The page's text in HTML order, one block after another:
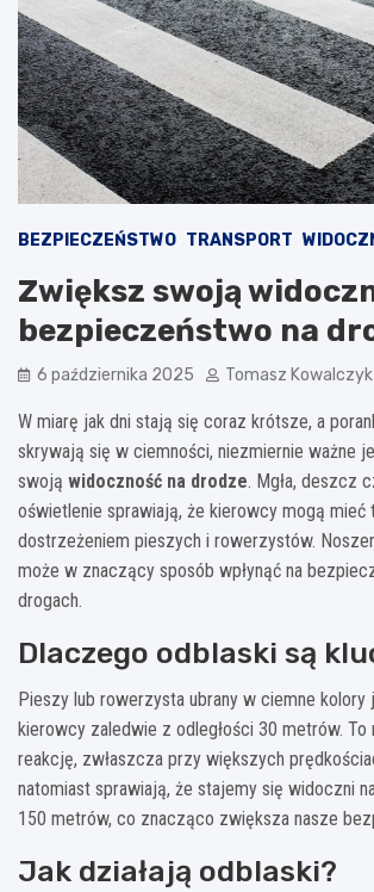
BEZPIECZEŃSTWO TRANSPORT
Zwiększ swoją
bezpieczeństwo na
6 października 2025 Tomasz Kowalczyk
W miarę jak dni stają się coraz krótsze, a
skrywają się w ciemności, niezmiernie ważne
swoją widoczność na drodze. Mgła, deszcz
oświetlenie sprawiają, że kierowcy mogą mieć
dostrzeżeniem pieszych i rowerzystów.
może w znaczący sposób wpłynąć na
drogach.
Dlaczego odblaski są
Pieszy lub rowerzysta ubrany w ciemne kolory
kierowcy zaledwie z odległości 30 metrów. To
reakcję, zwłaszcza przy większych
natomiast sprawiają, że stajemy się widoczni
150 metrów, co znacząco zwiększa nasze
Jak działają odblaski?